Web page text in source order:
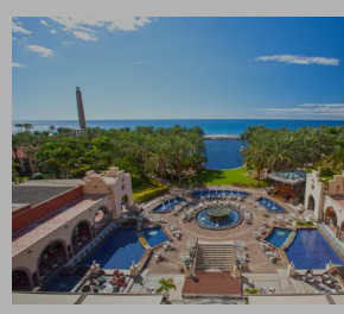
Lopesan:
ultieme
ervaring